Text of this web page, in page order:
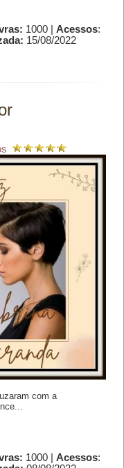
1000 | Acessos:
15/08/2022
com a
1000 | Acessos: